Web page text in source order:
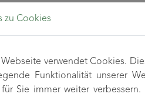
zu Cookies
Webseite verwendet Cookies.
Funktionalität unserer
für Sie immer weiter